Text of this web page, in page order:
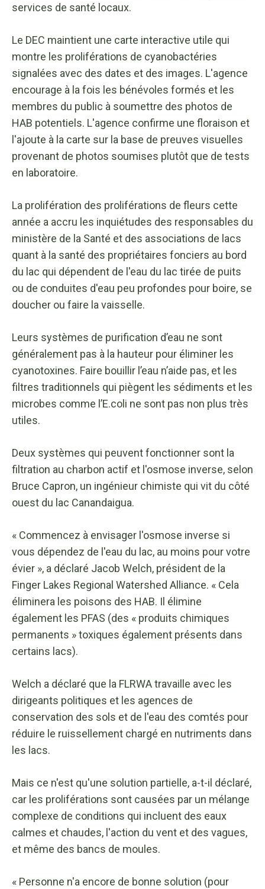
services de santé locaux.
Le DEC maintient une carte interactive utile qui
montre les proliférations de cyanobactéries
signalées avec des dates et des images. L'agence
encourage à la fois les bénévoles formés et les
membres du public à soumettre des photos de
HAB potentiels. L'agence confirme une floraison et
l'ajoute à la carte sur la base de preuves visuelles
provenant de photos soumises plutôt que de tests
en laboratoire.
La prolifération des proliférations de fleurs cette
année a accru les inquiétudes des responsables du
ministère de la Santé et des associations de lacs
quant à la santé des propriétaires fonciers au bord
du lac qui dépendent de l'eau du lac tirée de puits
ou de conduites d'eau peu profondes pour boire, se
doucher ou faire la vaisselle.
Leurs systèmes de purification d’eau ne sont
généralement pas à la hauteur pour éliminer les
cyanotoxines. Faire bouillir l’eau n’aide pas, et les
filtres traditionnels qui piègent les sédiments et les
microbes comme l’E.coli ne sont pas non plus très
utiles.
Deux systèmes qui peuvent fonctionner sont la
filtration au charbon actif et l'osmose inverse, selon
Bruce Capron, un ingénieur chimiste qui vit du côté
ouest du lac Canandaigua.
« Commencez à envisager l'osmose inverse si
vous dépendez de l'eau du lac, au moins pour votre
évier », a déclaré Jacob Welch, président de la
Finger Lakes Regional Watershed Alliance. « Cela
éliminera les poisons des HAB. Il élimine
également les PFAS (des « produits chimiques
permanents » toxiques également présents dans
certains lacs).
Welch a déclaré que la FLRWA travaille avec les
dirigeants politiques et les agences de
conservation des sols et de l'eau des comtés pour
réduire le ruissellement chargé en nutriments dans
les lacs.
Mais ce n'est qu'une solution partielle, a-t-il déclaré,
car les proliférations sont causées par un mélange
complexe de conditions qui incluent des eaux
calmes et chaudes, l'action du vent et des vagues,
et même des bancs de moules.
« Personne n'a encore de bonne solution (pour